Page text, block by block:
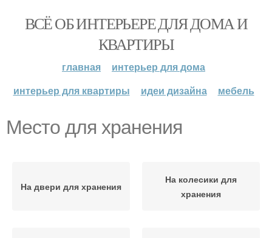
ВСЁ ОБ ИНТЕРЬЕРЕ ДЛЯ ДОМА И
КВАРТИРЫ
главная
интерьер для дома
интерьер для квартиры
идеи дизайна мебель
Место для хранения
На двери для хранения
На колесики для
хранения